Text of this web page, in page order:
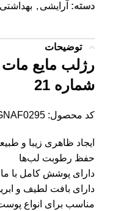
دسته: آرایشی ,
توضیحات
شماره 21
کد محصول: GNAF0295
ایجاد ظاهری زیبا و
حفظ رطوبت لب‌ها
دارای پوشش کامل با
دارای بافت لطیف و
مناسب برای انواع